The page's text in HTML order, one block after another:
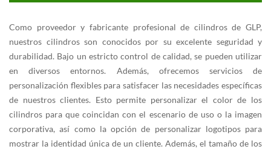
Como proveedor y fabricante profesional de cilindros de GLP,
nuestros cilindros son conocidos por su excelente seguridad y
durabilidad. Bajo un estricto control de calidad, se pueden utilizar
en diversos entornos. Además, ofrecemos servicios de
personalización flexibles para satisfacer las necesidades específicas
de nuestros clientes. Esto permite personalizar el color de los
cilindros para que coincidan con el escenario de uso o la imagen
corporativa, así como la opción de personalizar logotipos para
mostrar la identidad única de un cliente. Además, el tamaño de los